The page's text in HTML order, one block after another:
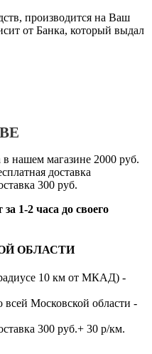
производится на Ваш
от Банка, который выдал
нашем магазине 2000 руб.
доставка
300 руб.
1-2 часа до своего
ОБЛАСТИ
10 км от МКАД) -
всей Московской области -
300 руб.+ 30 р/км.